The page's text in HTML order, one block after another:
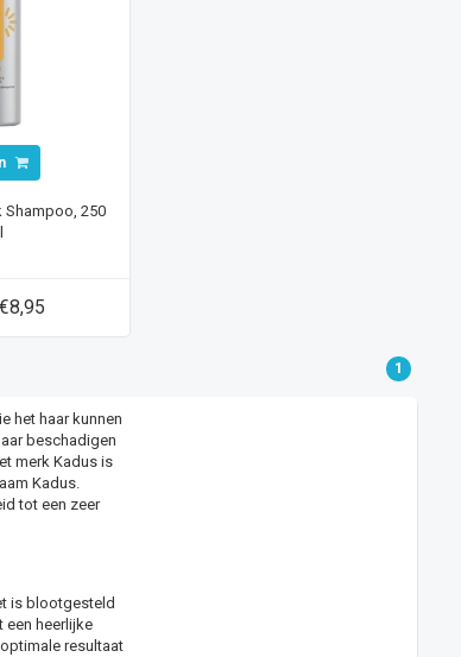
Shampoo, 250
€8,95
1
het haar kunnen
beschadigen
merk Kadus is
Kadus.
tot een zeer
is blootgesteld
een heerlijke
resultaat